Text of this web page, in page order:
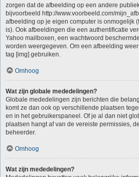
zorgen dat de afbeelding op een andere
bijvoorbeeld http://www.voorbeeld.com/
afbeelding op je eigen computer is onmogelijk
is). Ook afbeeldingen die een authentificatie
Yahoo mailboxen, een wachtwoord
worden weergegeven. Om een afbeelding
tag [img] gebruiken.
Omhoog
Wat zijn globale mededelingen?
Globale mededelingen zijn berichten die
komt ze dan ook op verschillende plaatsen
en in het gebruikerspaneel. Of je al dan niet
plaatsen hangt af van de vereiste permissies,
beheerder.
Omhoog
Wat zijn mededelingen?